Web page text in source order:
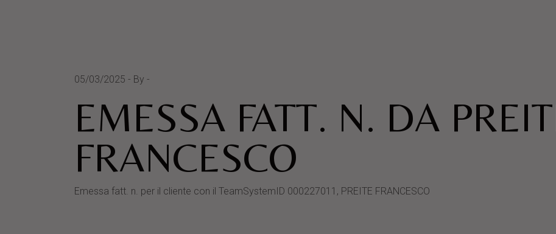
05/03/2025 By
EMESSA FATT. N. DA
FRANCESCO
Emessa fatt. n. per il cliente con il TeamSystemID 000227011, PREITE FRANCESCO